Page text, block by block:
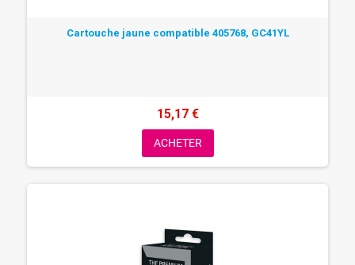
Cartouche jaune compatible 405768, GC41YL
15,17 €
ACHETER